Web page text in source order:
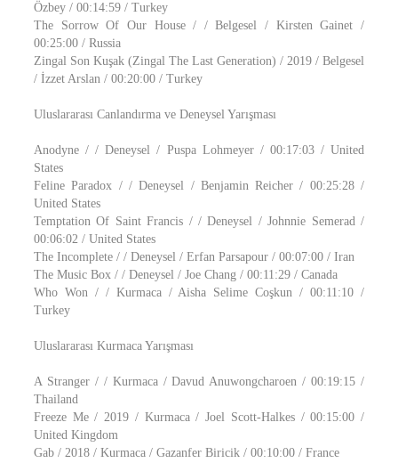
Özbey / 00:14:59 / Turkey
The Sorrow Of Our House / / Belgesel / Kirsten Gainet /
00:25:00 / Russia
Zingal Son Kuşak (Zingal The Last Generation) / 2019 / Belgesel
/ İzzet Arslan / 00:20:00 / Turkey
Uluslararası Canlandırma ve Deneysel Yarışması
Anodyne / / Deneysel / Puspa Lohmeyer / 00:17:03 / United
States
Feline Paradox / / Deneysel / Benjamin Reicher / 00:25:28 /
United States
Temptation Of Saint Francis / / Deneysel / Johnnie Semerad /
00:06:02 / United States
The Incomplete / / Deneysel / Erfan Parsapour / 00:07:00 / Iran
The Music Box / / Deneysel / Joe Chang / 00:11:29 / Canada
Who Won / / Kurmaca / Aisha Selime Coşkun / 00:11:10 /
Turkey
Uluslararası Kurmaca Yarışması
A Stranger / / Kurmaca / Davud Anuwongcharoen / 00:19:15 /
Thailand
Freeze Me / 2019 / Kurmaca / Joel Scott-Halkes / 00:15:00 /
United Kingdom
Gab / 2018 / Kurmaca / Gazanfer Biricik / 00:10:00 / France